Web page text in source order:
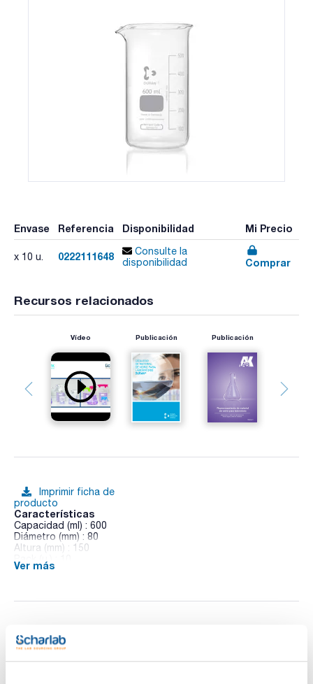
Envase Referencia Disponibilidad Mi Precio
x 10 u. 0222111648
Consulte la
disponibilidad
Comprar
Recursos relacionados
Vídeo Publicación Publicación
Imprimir ficha de
producto
Características
Capacidad (ml) : 600
Diámetro (mm) : 80
Altura (mm) : 150
Ver más
Te puede interesar